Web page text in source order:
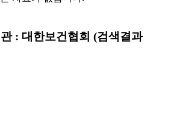
: 대한보건협회 (검색결과